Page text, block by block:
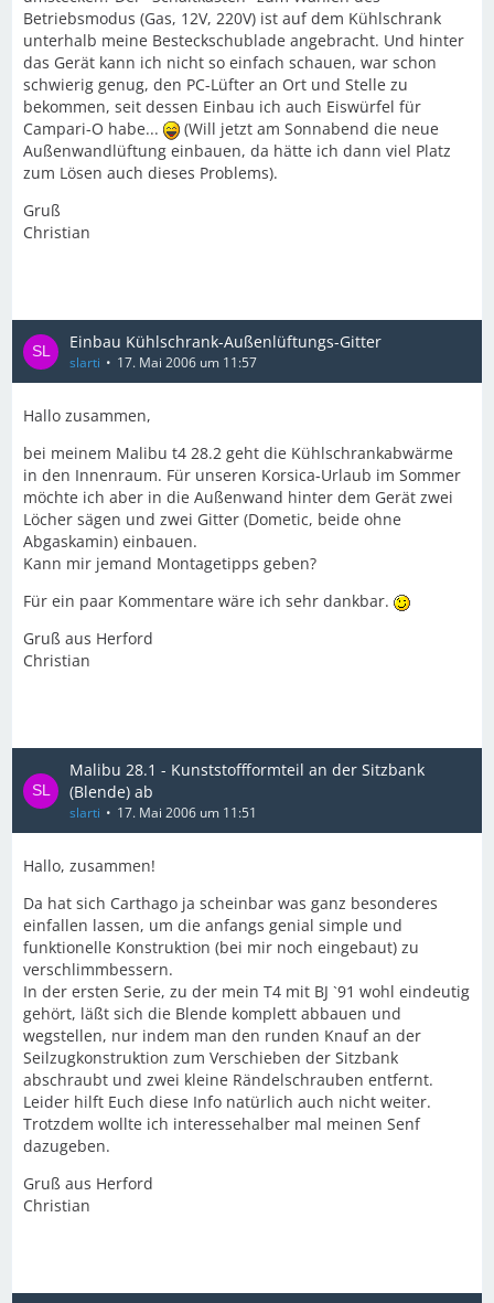
Betriebsmodus (Gas, 12V, 220V) ist auf dem Kühlschrank
unterhalb meine Besteckschublade angebracht. Und hinter
das Gerät kann ich nicht so einfach schauen, war schon
schwierig genug, den PC-Lüfter an Ort und Stelle zu
bekommen, seit dessen Einbau ich auch Eiswürfel für
Campari-O habe...
(Will jetzt am Sonnabend die neue
Außenwandlüftung einbauen, da hätte ich dann viel Platz
zum Lösen auch dieses Problems).
Gruß
Christian
Einbau Kühlschrank-Außenlüftungs-Gitter
slarti 17. Mai 2006 um 11:57
Hallo zusammen,
bei meinem Malibu t4 28.2 geht die Kühlschrankabwärme
in den Innenraum. Für unseren Korsica-Urlaub im Sommer
möchte ich aber in die Außenwand hinter dem Gerät zwei
Löcher sägen und zwei Gitter (Dometic, beide ohne
Abgaskamin) einbauen.
Kann mir jemand Montagetipps geben?
Für ein paar Kommentare wäre ich sehr dankbar.
Gruß aus Herford
Christian
Malibu 28.1 - Kunststoffformteil an der Sitzbank
(Blende) ab
slarti 17. Mai 2006 um 11:51
Hallo, zusammen!
Da hat sich Carthago ja scheinbar was ganz besonderes
einfallen lassen, um die anfangs genial simple und
funktionelle Konstruktion (bei mir noch eingebaut) zu
verschlimmbessern.
In der ersten Serie, zu der mein T4 mit BJ `91 wohl eindeutig
gehört, läßt sich die Blende komplett abbauen und
wegstellen, nur indem man den runden Knauf an der
Seilzugkonstruktion zum Verschieben der Sitzbank
abschraubt und zwei kleine Rändelschrauben entfernt.
Leider hilft Euch diese Info natürlich auch nicht weiter.
Trotzdem wollte ich interessehalber mal meinen Senf
dazugeben.
Gruß aus Herford
Christian